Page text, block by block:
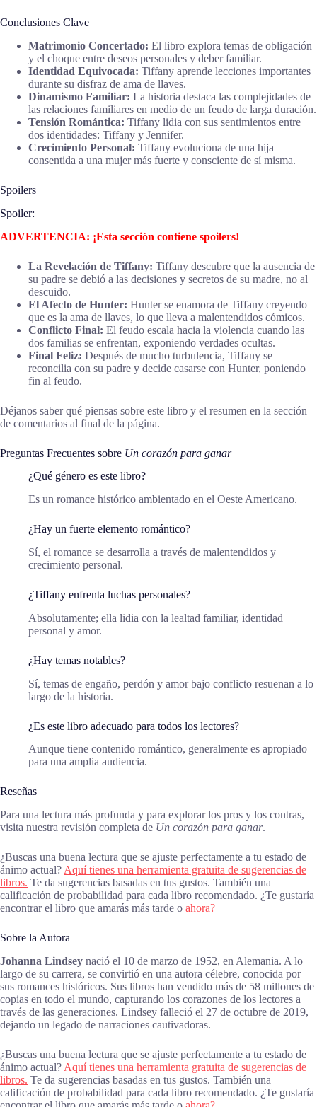
Conclusiones Clave
Matrimonio Concertado: El libro explora temas de obligación
y el choque entre deseos personales y deber familiar.
Identidad Equivocada: Tiffany aprende lecciones importantes
durante su disfraz de ama de llaves.
Dinamismo Familiar: La historia destaca las complejidades de
las relaciones familiares en medio de un feudo de larga duración.
Tensión Romántica: Tiffany lidia con sus sentimientos entre
dos identidades: Tiffany y Jennifer.
Crecimiento Personal: Tiffany evoluciona de una hija
consentida a una mujer más fuerte y consciente de sí misma.
Spoilers
Spoiler:
ADVERTENCIA: ¡Esta sección contiene spoilers!
La Revelación de Tiffany: Tiffany descubre que la ausencia de
su padre se debió a las decisiones y secretos de su madre, no al
descuido.
El Afecto de Hunter: Hunter se enamora de Tiffany creyendo
que es la ama de llaves, lo que lleva a malentendidos cómicos.
Conflicto Final: El feudo escala hacia la violencia cuando las
dos familias se enfrentan, exponiendo verdades ocultas.
Final Feliz: Después de mucho turbulencia, Tiffany se
reconcilia con su padre y decide casarse con Hunter, poniendo
fin al feudo.
Déjanos saber qué piensas sobre este libro y el resumen en la sección
de comentarios al final de la página.
Preguntas Frecuentes sobre Un corazón para ganar
¿Qué género es este libro?
Es un romance histórico ambientado en el Oeste Americano.
¿Hay un fuerte elemento romántico?
Sí, el romance se desarrolla a través de malentendidos y
crecimiento personal.
¿Tiffany enfrenta luchas personales?
Absolutamente; ella lidia con la lealtad familiar, identidad
personal y amor.
¿Hay temas notables?
Sí, temas de engaño, perdón y amor bajo conflicto resuenan a lo
largo de la historia.
¿Es este libro adecuado para todos los lectores?
Aunque tiene contenido romántico, generalmente es apropiado
para una amplia audiencia.
Reseñas
Para una lectura más profunda y para explorar los pros y los contras,
visita nuestra revisión completa de Un corazón para ganar.
¿Buscas una buena lectura que se ajuste perfectamente a tu estado de
ánimo actual? Aquí tienes una herramienta gratuita de sugerencias de
libros. Te da sugerencias basadas en tus gustos. También una
calificación de probabilidad para cada libro recomendado. ¿Te gustaría
encontrar el libro que amarás más tarde o ahora?
Sobre la Autora
Johanna Lindsey nació el 10 de marzo de 1952, en Alemania. A lo
largo de su carrera, se convirtió en una autora célebre, conocida por
sus romances históricos. Sus libros han vendido más de 58 millones de
copias en todo el mundo, capturando los corazones de los lectores a
través de las generaciones. Lindsey falleció el 27 de octubre de 2019,
dejando un legado de narraciones cautivadoras.
¿Buscas una buena lectura que se ajuste perfectamente a tu estado de
ánimo actual? Aquí tienes una herramienta gratuita de sugerencias de
libros. Te da sugerencias basadas en tus gustos. También una
calificación de probabilidad para cada libro recomendado. ¿Te gustaría